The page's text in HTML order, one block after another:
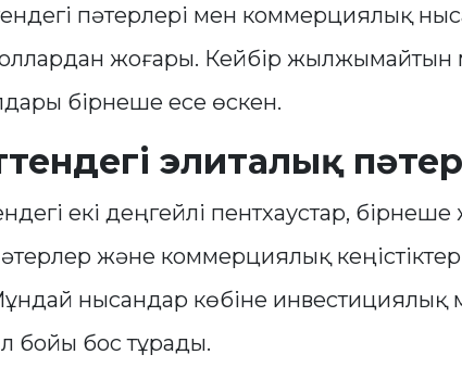
пәтерлері мен коммерциялық
жоғары. Кейбір жылжымайтын
бірнеше есе өскен.
элиталық
екі деңгейлі пентхаустар,
және коммерциялық
нысандар көбіне инвестициялық
бойы бос тұрады.